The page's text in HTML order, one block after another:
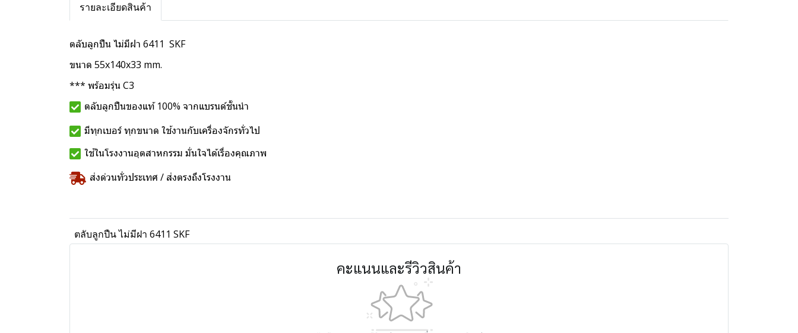
รายละเอียดสินค้า
ตลับลูกปืน ไม่มีฝา 6411 SKF
ขนาด 55x140x33 mm.
*** พร้อมรุ่น C3
ตลับลูกปืนของแท้ 100% จากแบรนด์ชั้นนำ
มีทุกเบอร์ ทุกขนาด ใช้งานกับเครื่องจักรทั่วไป
ใช้ในโรงงานอุตสาหกรรม มั่นใจได้เรื่องคุณภาพ
ส่งด่วนทั่วประเทศ / ส่งตรงถึงโรงงาน
ตลับลูกปืน ไม่มีฝา 6411 SKF
คะแนนและรีวิวสินค้า